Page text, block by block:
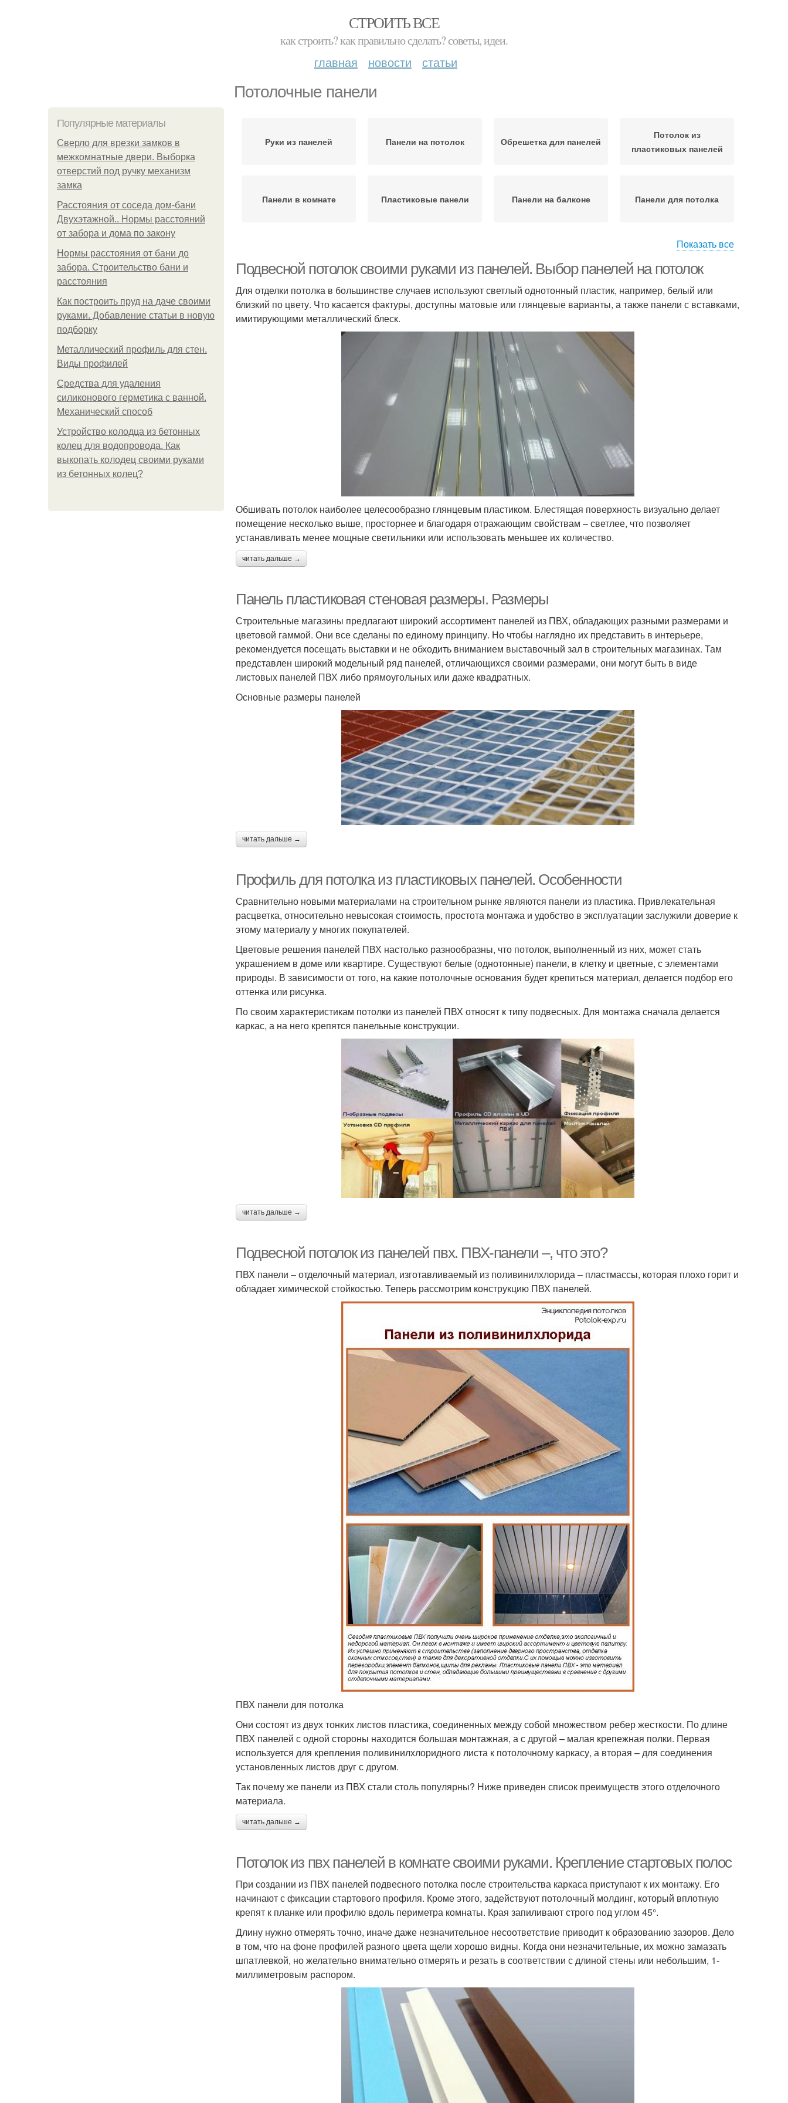
СТРОИТЬ ВСЕ
как строить? как правильно сделать? советы, идеи.
главная новости статьи
Потолочные панели
Популярные материалы
Сверло для врезки замков в
межкомнатные двери. Выборка
отверстий под ручку механизм
замка
Расстояния от соседа дом-бани
Двухэтажной.. Нормы расстояний
от забора и дома по закону
Нормы расстояния от бани до
забора. Строительство бани и
расстояния
Как построить пруд на даче своими
руками. Добавление статьи в новую
подборку
Металлический профиль для стен.
Виды профилей
Средства для удаления
силиконового герметика с ванной.
Механический способ
Устройство колодца из бетонных
колец для водопровода. Как
выкопать колодец своими руками
из бетонных колец?
Руки из панелей Панели на потолок Обрешетка для панелей
Потолок из
пластиковых панелей
Панели в комнате Пластиковые панели Панели на балконе Панели для потолка
Панели в деревянном
доме
Пластиковых потолочные
панели
Панели для улицы
Панели для внутренней
Панели для потолков
Показать все
Подвесной потолок своими руками из панелей. Выбор панелей на потолок
Для отделки потолка в большинстве случаев используют светлый однотонный пластик, например, белый или
близкий по цвету. Что касается фактуры, доступны матовые или глянцевые варианты, а также панели с вставками,
имитирующими металлический блеск.
Обшивать потолок наиболее целесообразно глянцевым пластиком. Блестящая поверхность визуально делает
помещение несколько выше, просторнее и благодаря отражающим свойствам – светлее, что позволяет
устанавливать менее мощные светильники или использовать меньшее их количество.
читать дальше →
Панель пластиковая стеновая размеры. Размеры
Строительные магазины предлагают широкий ассортимент панелей из ПВХ, обладающих разными размерами и
цветовой гаммой. Они все сделаны по единому принципу. Но чтобы наглядно их представить в интерьере,
рекомендуется посещать выставки и не обходить вниманием выставочный зал в строительных магазинах. Там
представлен широкий модельный ряд панелей, отличающихся своими размерами, они могут быть в виде
листовых панелей ПВХ либо прямоугольных или даже квадратных.
Основные размеры панелей
читать дальше →
Профиль для потолка из пластиковых панелей. Особенности
Сравнительно новыми материалами на строительном рынке являются панели из пластика. Привлекательная
расцветка, относительно невысокая стоимость, простота монтажа и удобство в эксплуатации заслужили доверие к
этому материалу у многих покупателей.
Цветовые решения панелей ПВХ настолько разнообразны, что потолок, выполненный из них, может стать
украшением в доме или квартире. Существуют белые (однотонные) панели, в клетку и цветные, с элементами
природы. В зависимости от того, на какие потолочные основания будет крепиться материал, делается подбор его
оттенка или рисунка.
По своим характеристикам потолки из панелей ПВХ относят к типу подвесных. Для монтажа сначала делается
каркас, а на него крепятся панельные конструкции.
читать дальше →
Подвесной потолок из панелей пвх. ПВХ-панели –, что это?
ПВХ панели – отделочный материал, изготавливаемый из поливинилхлорида – пластмассы, которая плохо горит и
обладает химической стойкостью. Теперь рассмотрим конструкцию ПВХ панелей.
ПВХ панели для потолка
Они состоят из двух тонких листов пластика, соединенных между собой множеством ребер жесткости. По длине
ПВХ панелей с одной стороны находится большая монтажная, а с другой – малая крепежная полки. Первая
используется для крепления поливинилхлоридного листа к потолочному каркасу, а вторая – для соединения
установленных листов друг с другом.
Так почему же панели из ПВХ стали столь популярны? Ниже приведен список преимуществ этого отделочного
материала.
читать дальше →
Потолок из пвх панелей в комнате своими руками. Крепление стартовых полос
При создании из ПВХ панелей подвесного потолка после строительства каркаса приступают к их монтажу. Его
начинают с фиксации стартового профиля. Кроме этого, задействуют потолочный молдинг, который вплотную
крепят к планке или профилю вдоль периметра комнаты. Края запиливают строго под углом 45°.
Длину нужно отмерять точно, иначе даже незначительное несоответствие приводит к образованию зазоров. Дело
в том, что на фоне профилей разного цвета щели хорошо видны. Когда они незначительные, их можно замазать
шпатлевкой, но желательно внимательно отмерять и резать в соответствии с длиной стены или небольшим, 1-
миллиметровым распором.